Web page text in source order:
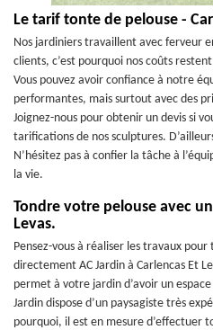
Le tarif tonte de pelouse -
Nos jardiniers travaillent avec ferveur
clients, c’est pourquoi nos coûts
Vous pouvez avoir confiance à notre
performantes, mais surtout avec des
Joignez-nous pour obtenir un devis si
tarifications de nos sculptures.
N’hésitez pas à confier la tâche à
la vie.
Tondre votre pelouse avec
Levas.
Pensez-vous à réaliser les travaux
directement AC Jardin à Carlencas Et
permet à votre jardin d’avoir un
Jardin dispose d’un paysagiste très
pourquoi, il est en mesure d’effectuer